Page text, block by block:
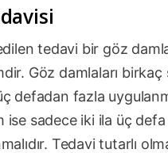
tedavi bir göz
Göz damlaları
defadan fazla
ise sadece iki ila üç defa
Tedavi tutarlı